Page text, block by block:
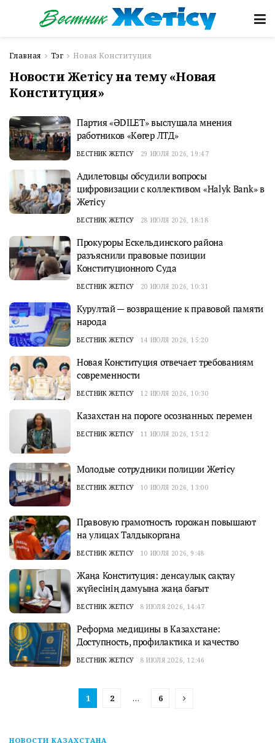
Главная Тэг Новая Конституция
Новости Жетісу на тему «Новая
Конституция»
Партия «ӘDILET» выслушала мнения
работников «Көгер ЛТД»
ВЕСТНИК ЖЕТІСУ 29 ИЮЛЯ 2026, 19:47
Адилетовцы обсудили вопросы
цифровизации с коллективом «Halyk Bank» в
Жетісу
ВЕСТНИК ЖЕТІСУ 28 ИЮЛЯ 2026, 18:18
Прокуроры Ескельдинского района
разъяснили правовые позиции
Конституционного Суда
ВЕСТНИК ЖЕТІСУ 20 ИЮЛЯ 2026, 10:31
Курултай — возвращение к правовой памяти
народа
ВЕСТНИК ЖЕТІСУ 14 ИЮЛЯ 2026, 15:20
Новая Конституция отвечает требованиям
современности
ВЕСТНИК ЖЕТІСУ 12 ИЮЛЯ 2026, 10:30
Казахстан на пороге осознанных перемен
ВЕСТНИК ЖЕТІСУ 11 ИЮЛЯ 2026, 15:12
Молодые сотрудники полиции Жетісу
ВЕСТНИК ЖЕТІСУ 10 ИЮЛЯ 2026, 13:00
Правовую грамотность горожан повышают
на улицах Талдыкоргана
ВЕСТНИК ЖЕТІСУ 10 ИЮЛЯ 2026, 9:48
Жаңа Конституция: денсаулық сақтау
жүйесінің дамуына жаңа бағыт
ВЕСТНИК ЖЕТІСУ 8 ИЮЛЯ 2026, 14:47
Реформа медицины в Казахстане:
Доступность, профилактика и качество
ВЕСТНИК ЖЕТІСУ 8 ИЮЛЯ 2026, 12:46
1 2 … 6
НОВОСТИ КАЗАХСТАНА